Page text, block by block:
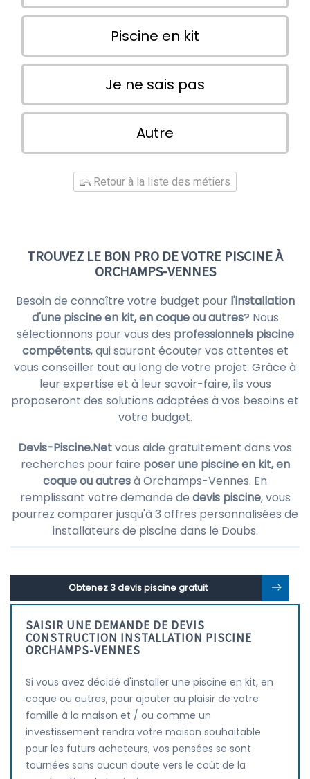
Piscine en kit
Je ne sais pas
Autre
Retour à la liste des métiers
TROUVEZ LE BON PRO DE VOTRE PISCINE À
ORCHAMPS-VENNES
Besoin de connaître votre budget pour l'installation
d'une piscine en kit, en coque ou autres? Nous
sélectionnons pour vous des professionnels piscine
compétents, qui sauront écouter vos attentes et
vous conseiller tout au long de votre projet. Grâce à
leur expertise et à leur savoir-faire, ils vous
proposeront des solutions adaptées à vos besoins et
votre budget.
Devis-Piscine.Netvous aide gratuitement dans vos
recherches pour faire poser une piscine en kit, en
coque ou autresà Orchamps-Vennes. En
remplissant votre demande de devis piscine, vous
pourrez comparer jusqu'à 3 offres personnalisées de
installateurs de piscine dans le Doubs.
Obtenez 3 devis piscine gratuit
SAISIR UNE DEMANDE DE DEVIS
CONSTRUCTION INSTALLATION PISCINE
ORCHAMPS-VENNES
Si vous avez décidé d'installer une piscine en kit, en
coque ou autres, pour ajouter au plaisir de votre
famille à la maison et / ou comme un
investissement rendra votre maison souhaitable
pour les futurs acheteurs, vos pensées se sont
tournées sans aucun doute vers le coût de la